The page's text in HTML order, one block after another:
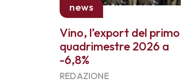
news
Vino, l’export del primo
quadrimestre 2026 a
-6,8%
REDAZIONE